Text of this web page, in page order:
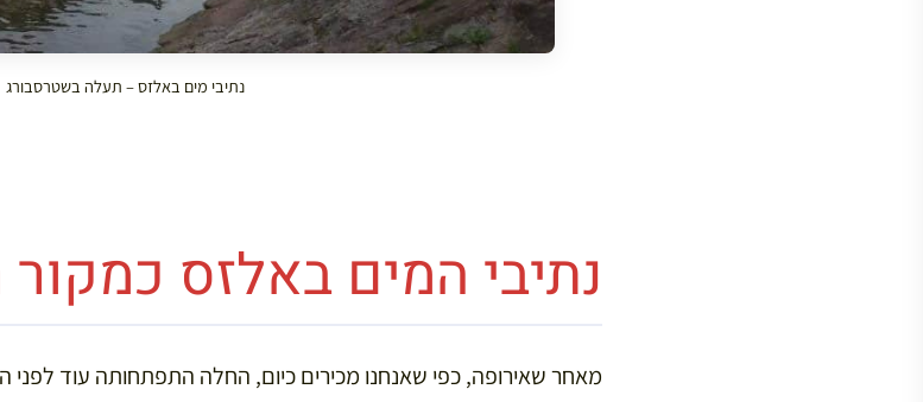
נתיבי מים באלזס – תעלה בשטרסבורג
נתיבי המים באלזס כמקור
מאחר שאירופה, כפי שאנחנו מכירים כיום, החלה התפתחותה עוד